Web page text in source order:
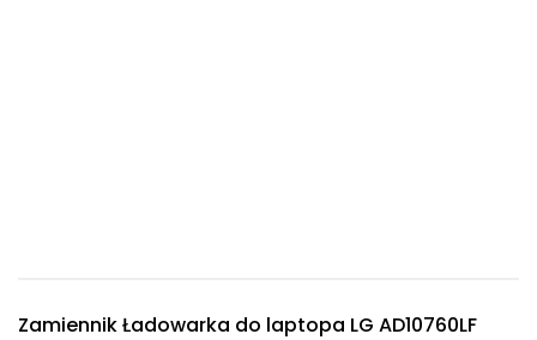
Zamiennik Ładowarka do laptopa LG AD10760LF